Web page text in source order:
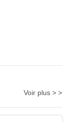
Voir plus > >